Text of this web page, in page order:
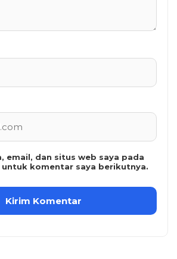
email, dan situs web saya pada
untuk komentar saya berikutnya.